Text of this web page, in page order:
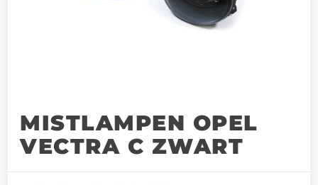
MISTLAMPEN OPEL
VECTRA C ZWART